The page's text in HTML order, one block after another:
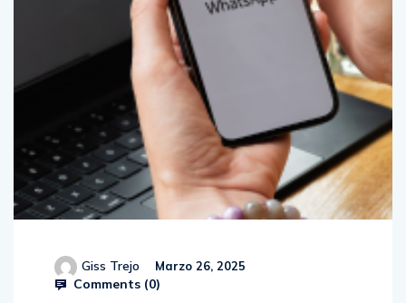
Giss Trejo Marzo 26, 2025
Comments (0)